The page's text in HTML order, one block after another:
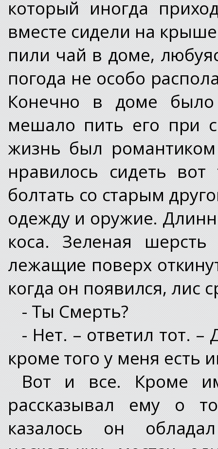
который иногда
вместе сидели на
пили чай в доме,
погода не особо
Конечно в доме было
мешало пить его при
жизнь был
нравилось сидеть
болтать со старым
одежду и оружие.
коса. Зеленая
лежащие поверх
когда он появился, лис
- Ты Смерть?
- Нет. – ответил тот.
кроме того у меня есть
Вот и все. Кроме
рассказывал ему о
казалось он